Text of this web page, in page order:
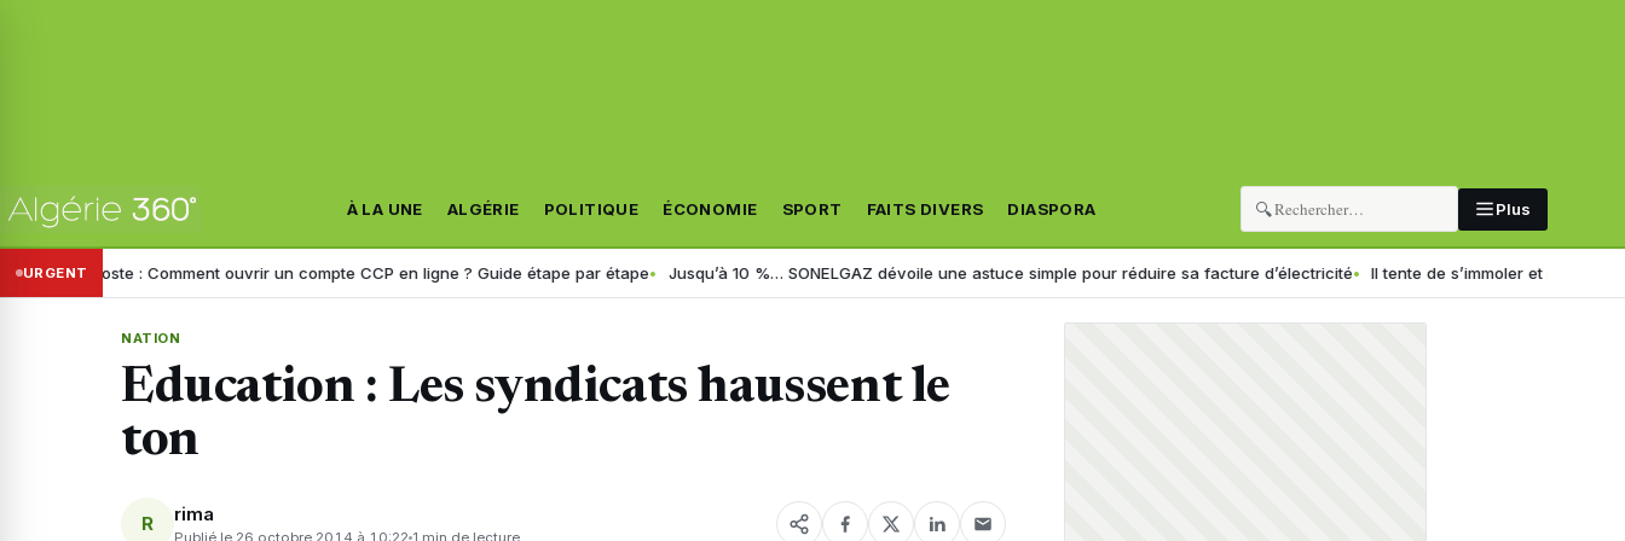
À LA UNE ALGÉRIE POLITIQUE ÉCONOMIE SPORT FAITS DIVERS DIASPORA 🔍 Plus
URGENT
Poste : Comment ouvrir un compte CCP en ligne ? Guide étape par étape Jusqu’à 10 %… SONELGAZ dévoile une astuce simple pour réduire sa facture d’électricité Il tente de s’immoler et provoque un
NATION
Education : Les syndicats haussent le
ton
R rima
Publié le 26 octobre 2014 à 10:22 1 min de lecture